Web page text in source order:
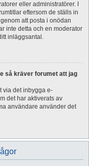
eller administratörer. I
eftersom de ställs in
att posta i onödan
inte detta och en moderator
inläggsantal.
så kräver forumet att jag
via det inbygga e-
det har aktiverats av
användare använder det